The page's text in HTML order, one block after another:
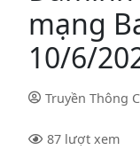
mạng
10/6/
Truyền Thông
87 lượt xem